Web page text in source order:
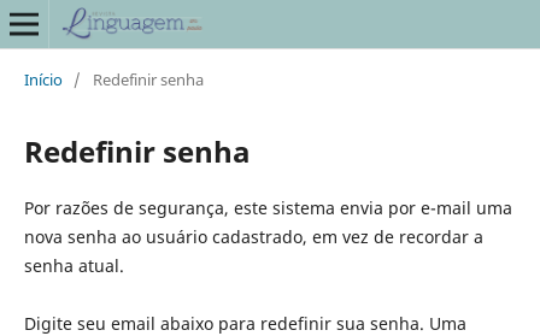
Início / Redefinir senha
Redefinir senha
Por razões de segurança, este sistema envia por e-mail uma
nova senha ao usuário cadastrado, em vez de recordar a
senha atual.
Digite seu email abaixo para redefinir sua senha. Uma